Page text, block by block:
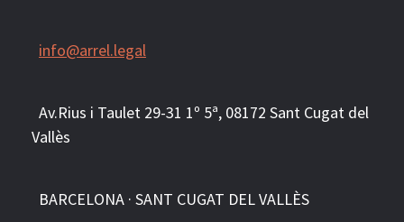
info@arrel.legal
Av.Rius i Taulet 29-31 1º 5ª, 08172 Sant Cugat del
Vallès
BARCELONA · SANT CUGAT DEL VALLÈS